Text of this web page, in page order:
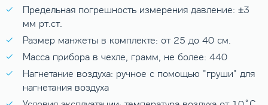
Предельная погрешность измерения давление: ±3
мм рт.ст.
Размер манжеты в комплекте: от 25 до 40 см.
Масса прибора в чехле, грамм, не более: 440
Нагнетание воздуха: ручное с помощью "груши" для
нагнетания воздуха